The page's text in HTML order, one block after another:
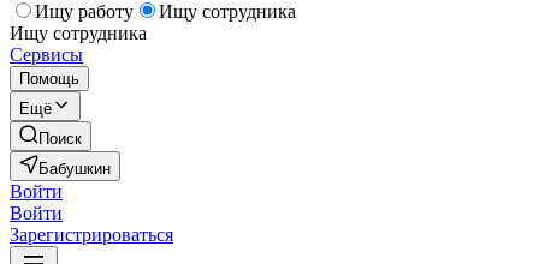
Ищу работу
Ищу сотрудника
Ищу сотрудника
Сервисы
Помощь
Ещё
Поиск
Бабушкин
Войти
Войти
Зарегистрироваться